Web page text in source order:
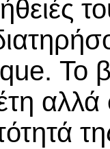
Το
αλλά